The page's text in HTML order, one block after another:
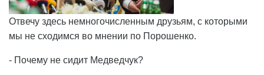
Отвечу здесь немногочисленным друзьям, с которыми
мы не сходимся во мнении по Порошенко.
- Почему не сидит Медведчук?